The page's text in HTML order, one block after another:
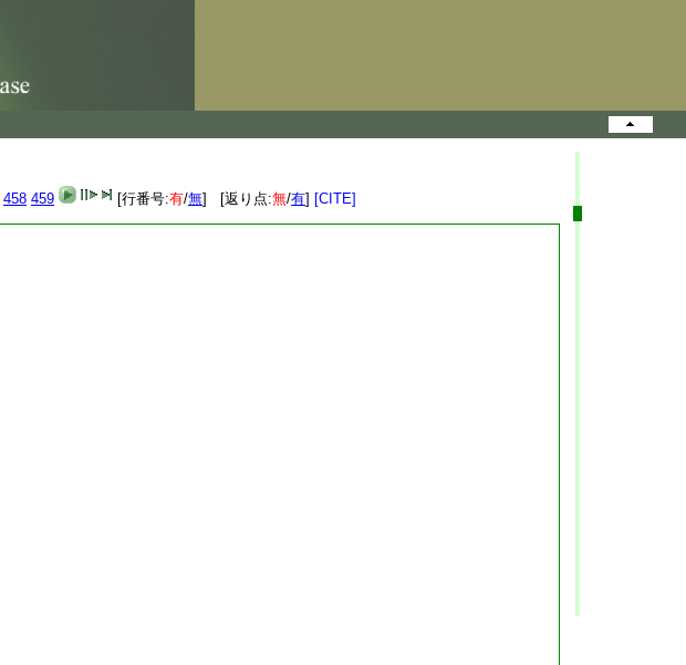
458 459 [行番号:有/無] [返り点:無/有] [CITE]